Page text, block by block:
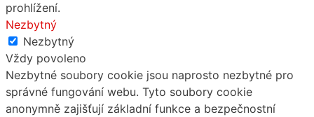
prohlížení.
Nezbytný
Nezbytný
Vždy povoleno
Nezbytné soubory cookie jsou naprosto nezbytné pro
správné fungování webu. Tyto soubory cookie
anonymně zajišťují základní funkce a bezpečnostní